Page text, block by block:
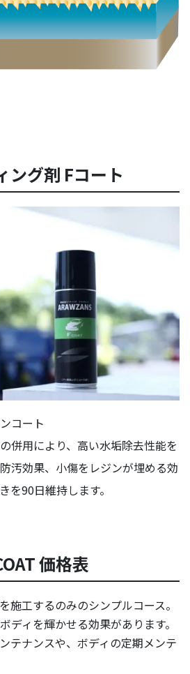
ング剤 Fコート
コート
併用により、高い水垢除去性能を
汚効果、小傷をレジンが埋める効
を90日維持します。
価格表
施工するのみのシンプルコース。
ディを輝かせる効果があります。
テナンスや、ボディの定期メンテ